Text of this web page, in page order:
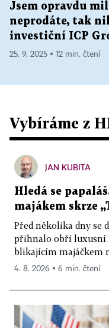
Jsem opravdu
neprodáte, tak
investiční ICP
25. 9. 2025 ▪ 12 min. čtení
Vybíráme z
JAN KUBITA
Hledá se
majákem skrze
Před několika dny se
přihnalo obří luxusní
blikajícím majáčkem
4. 8. 2026 ▪ 6 min. čtení